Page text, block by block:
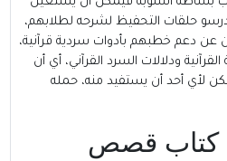
حلقات التحفيظ لشرحه لطلابهم،
عن دعم خطبهم بأدوات سردية قرآنية،
ودلالات السرد القرآني، أي أن
لأي أحد أن يستفيد منه، حمله
كتاب قصص